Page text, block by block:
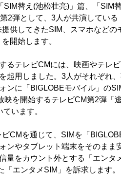
SIM替え(池松壮亮)」篇、「SIM
2弾として、3人が共演してい
供してきたSIM、スマホなど
開始します。
るテレビCMには、映画やテレ
起用しました。3人がそれぞれ
ンに「BIGLOBEモバイル」の
を開始するテレビCM第2弾「
います。
CMを通じて、SIMを「
ンやタブレット端末をそのまま
量をカウント外とする「エン
エンタメSIM」を訴求します。